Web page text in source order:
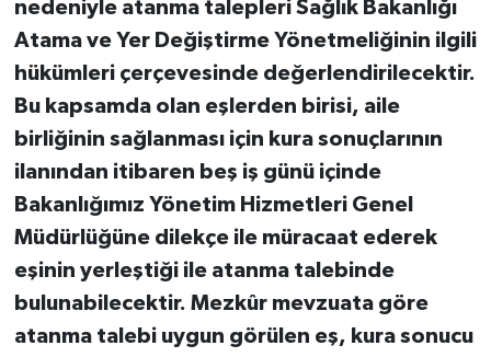
nedeniyle atanma talepleri Sağlık Bakanlığı
Atama ve Yer Değiştirme Yönetmeliğinin ilgili
hükümleri çerçevesinde değerlendirilecektir.
Bu kapsamda olan eşlerden birisi, aile
birliğinin sağlanması için kura sonuçlarının
ilanından itibaren beş iş günü içinde
Bakanlığımız Yönetim Hizmetleri Genel
Müdürlüğüne dilekçe ile müracaat ederek
eşinin yerleştiği ile atanma talebinde
bulunabilecektir. Mezkûr mevzuata göre
atanma talebi uygun görülen eş, kura sonucu